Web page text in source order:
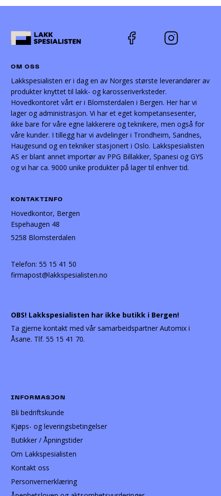
på
OM OSS
Lakkspesialisten er i dag en av Norges største leverandører av
produkter knyttet til lakk- og karosseriverksteder.
Hovedkontoret vårt er i Blomsterdalen i Bergen. Her har vi
lager og administrasjon. Vi har et eget kompetansesenter,
ikke bare for våre egne lakkerere og teknikere, men også for
våre kunder. I tillegg har vi avdelinger i Trondheim, Sandnes,
Haugesund og en tekniker stasjonert i Oslo. Lakkspesialisten
AS er blant annet importør av PPG Billakker, Spanesi og GYS
og vi har ca. 9000 unike produkter på lager til enhver tid.
KONTAKTINFO
Hovedkontor, Bergen
Espehaugen 48
5258 Blomsterdalen
Telefon:55 15 41 50
firmapost@lakkspesialisten.no
OBS! Lakkspesialisten har ikke butikk i Bergen!
Ta gjerne kontakt med vår samarbeidspartner Automix i
Åsane. Tlf. 55 15 41 70.
INFORMASJON
Bli bedriftskunde
Kjøps- og leveringsbetingelser
Butikker / Åpningstider
Om Lakkspesialisten
Kontakt oss
Personvernerklæring